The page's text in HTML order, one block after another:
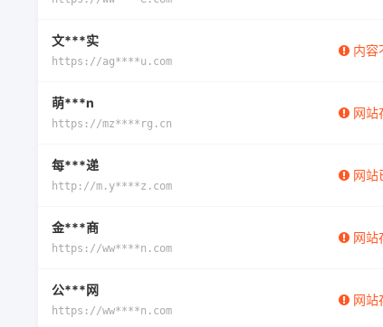
文***实
https://ag****u.com
内容
萌***n
https://mz****rg.cn
网站
每***递
http://m.y****z.com
网站
金***商
https://ww****n.com
网站
公***网
https://ww****n.com
网站